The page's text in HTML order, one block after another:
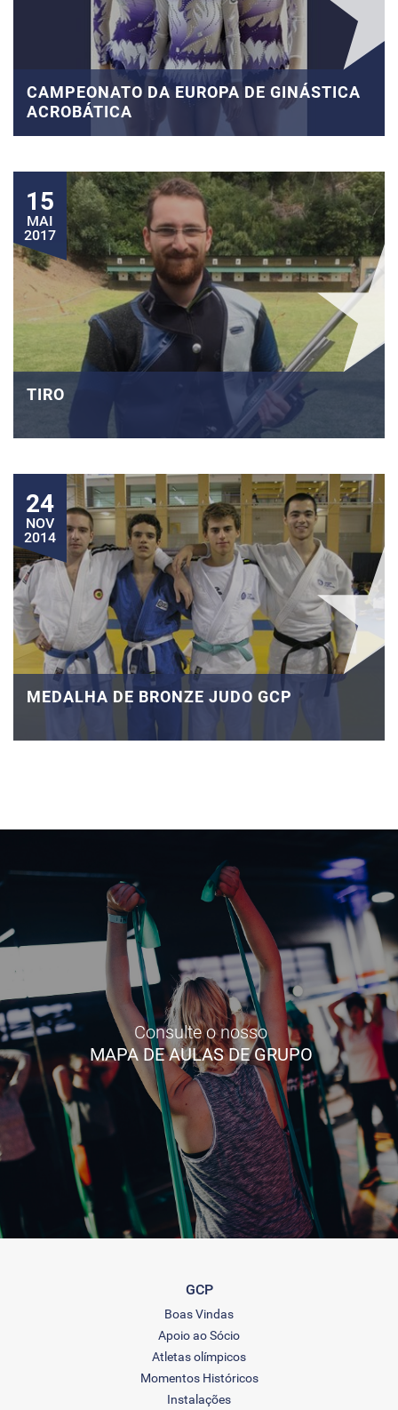
CAMPEONATO DA EUROPA DE GINÁSTICA
ACROBÁTICA
15
MAI
2017
TIRO
24
NOV
2014
MEDALHA DE BRONZE JUDO GCP
Consulte o nosso
MAPA DE AULAS DE GRUPO
GCP
Boas Vindas
Apoio ao Sócio
Atletas olímpicos
Momentos Históricos
Instalações